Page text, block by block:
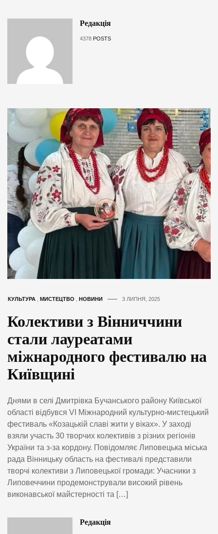
Редакція
4378 POSTS
КУЛЬТУРА МИСТЕЦТВО НОВИНИ 3 ЛИПНЯ, 2025
Колективи з Вінниччини
стали лауреатами
міжнародного фестивалю на
Київщині
Днями в селі Дмитрівка Бучанського району Київської
області відбувся VI Міжнародний культурно-мистецький
фестиваль «Козацькій славі жити у віках». У заході
взяли участь 30 творчих колективів з різних регіонів
України та з-за кордону. Повідомляє Липовецька міська
рада Вінницьку область на фестивалі представили
творчі колективи з Липовецької громади: Учасники з
Липовеччини продемонстрували високий рівень
виконавської майстерності та […]
Редакція